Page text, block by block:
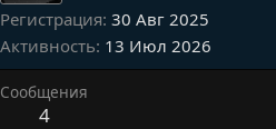
Регистрация 30 Авг 2025
Активность 13 Июл 2026
Сообщения
4